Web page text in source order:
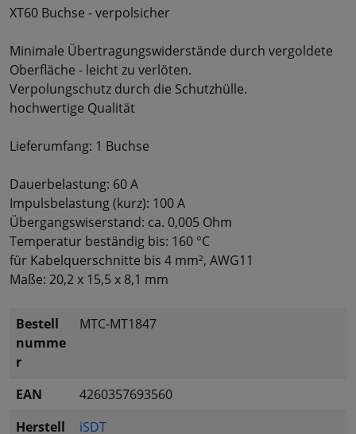
XT60 Buchse - verpolsicher
Minimale Übertragungswiderstände durch vergoldete
Oberfläche - leicht zu verlöten.
Verpolungschutz durch die Schutzhülle.
hochwertige Qualität
Lieferumfang: 1 Buchse
Dauerbelastung: 60 A
Impulsbelastung (kurz): 100 A
Übergangswiserstand: ca. 0,005 Ohm
Temperatur beständig bis: 160 °C
für Kabelquerschnitte bis 4 mm², AWG11
Maße: 20,2 x 15,5 x 8,1 mm
Bestell
numme
r
MTC-MT1847
EAN
4260357693560
Herstell
iSDT